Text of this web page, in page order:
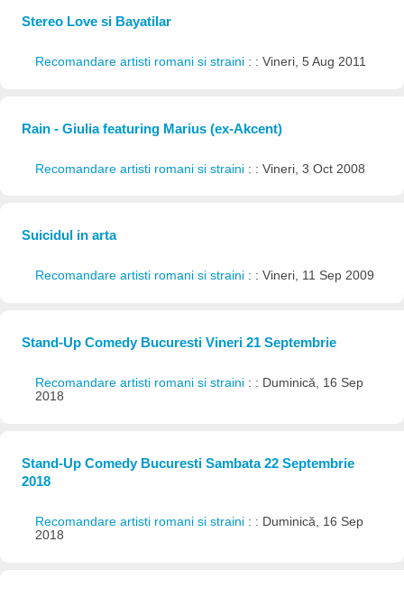
Stereo Love si Bayatilar
Recomandare artisti romani si straini : : Vineri, 5 Aug 2011
Rain - Giulia featuring Marius (ex-Akcent)
Recomandare artisti romani si straini : : Vineri, 3 Oct 2008
Suicidul in arta
Recomandare artisti romani si straini : : Vineri, 11 Sep 2009
Stand-Up Comedy Bucuresti Vineri 21 Septembrie
Recomandare artisti romani si straini : : Duminică, 16 Sep
2018
Stand-Up Comedy Bucuresti Sambata 22 Septembrie
2018
Recomandare artisti romani si straini : : Duminică, 16 Sep
2018